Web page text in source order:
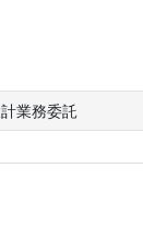
業務委託